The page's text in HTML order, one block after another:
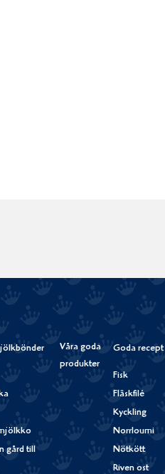
gård till
Våra goda
produkter
Goda recept
Fisk
Fläskfilé
Kyckling
Norrloumi
Nötkött
Riven ost